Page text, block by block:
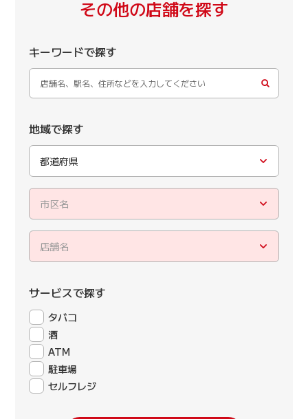
その他の店舗を探す
キーワードで探す
地域で探す
都道府県
市区名
店舗名
サービスで探す
タバコ
酒
ATM
駐車場
セルフレジ